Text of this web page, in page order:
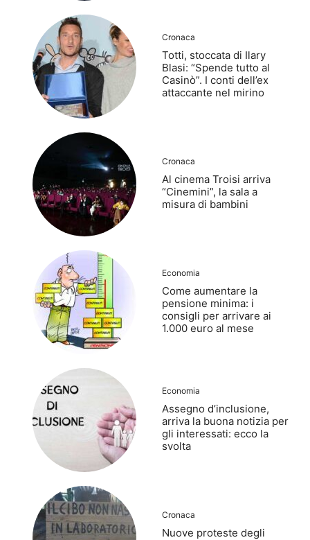
Cronaca
Totti, stoccata di Ilary
Blasi: “Spende tutto al
Casinò”. I conti dell’ex
attaccante nel mirino
Cronaca
Al cinema Troisi arriva
“Cinemini”, la sala a
misura di bambini
Economia
Come aumentare la
pensione minima: i
consigli per arrivare ai
1.000 euro al mese
Economia
Assegno d’inclusione,
arriva la buona notizia per
gli interessati: ecco la
svolta
Cronaca
Nuove proteste degli